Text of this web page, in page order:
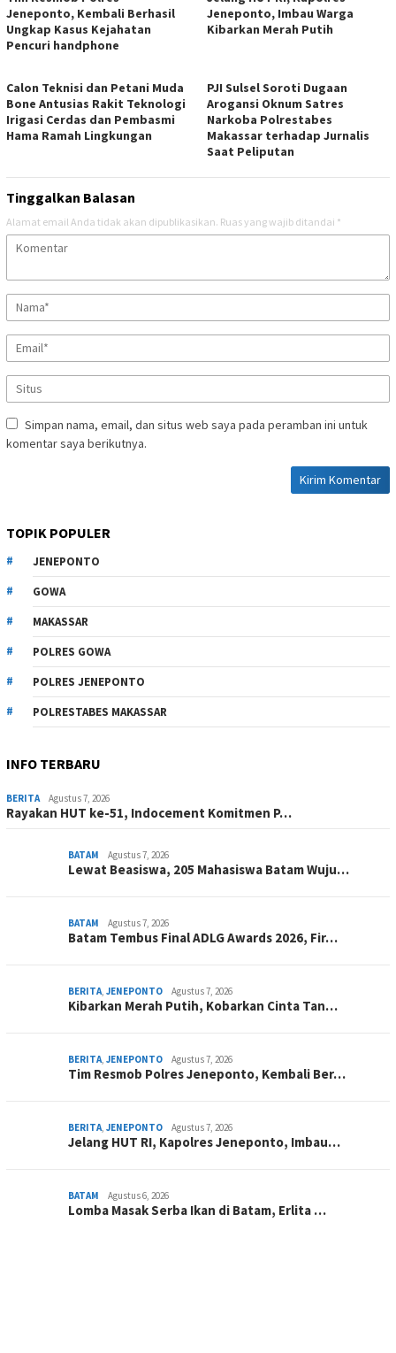
Jeneponto, Kembali Berhasil
Ungkap Kasus Kejahatan
Pencuri handphone
Jeneponto, Imbau Warga
Kibarkan Merah Putih
Calon Teknisi dan Petani Muda
Bone Antusias Rakit Teknologi
Irigasi Cerdas dan Pembasmi
Hama Ramah Lingkungan
PJI Sulsel Soroti Dugaan
Arogansi Oknum Satres
Narkoba Polrestabes
Makassar terhadap Jurnalis
Saat Peliputan
Tinggalkan Balasan
Alamat email Anda tidak akan dipublikasikan. Ruas yang wajib ditandai *
Simpan nama, email, dan situs web saya pada peramban ini untuk
komentar saya berikutnya.
TOPIK POPULER
JENEPONTO
GOWA
MAKASSAR
POLRES GOWA
POLRES JENEPONTO
POLRESTABES MAKASSAR
INFO TERBARU
BERITA Agustus 7, 2026
Rayakan HUT ke-51, Indocement Komitmen P…
BATAM Agustus 7, 2026
Lewat Beasiswa, 205 Mahasiswa Batam Wuju…
BATAM Agustus 7, 2026
Batam Tembus Final ADLG Awards 2026, Fir…
BERITA, JENEPONTO Agustus 7, 2026
Kibarkan Merah Putih, Kobarkan Cinta Tan…
BERITA, JENEPONTO Agustus 7, 2026
Tim Resmob Polres Jeneponto, Kembali Ber…
BERITA, JENEPONTO Agustus 7, 2026
Jelang HUT RI, Kapolres Jeneponto, Imbau…
BATAM Agustus 6, 2026
Lomba Masak Serba Ikan di Batam, Erlita …